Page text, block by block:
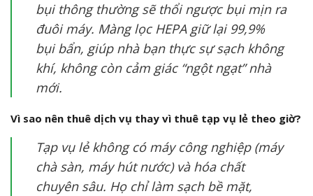
bụi thông thường sẽ thổi ngược bụi mịn ra
đuôi máy. Màng lọc HEPA giữ lại 99,9%
bụi bẩn, giúp nhà bạn thực sự sạch không
khí, không còn cảm giác “ngột ngạt” nhà
mới.
Vì sao nên thuê dịch vụ thay vì thuê tạp vụ lẻ theo giờ?
Tạp vụ lẻ không có máy công nghiệp (máy
chà sàn, máy hút nước) và hóa chất
chuyên sâu. Họ chỉ làm sạch bề mặt,